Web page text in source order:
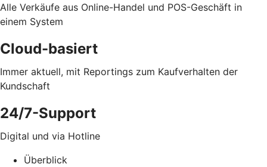
Alle Verkäufe aus Online-Handel und POS-Geschäft in
einem System
Cloud-basiert
Immer aktuell, mit Reportings zum Kaufverhalten der
Kundschaft
24/7-Support
Digital und via Hotline
Überblick